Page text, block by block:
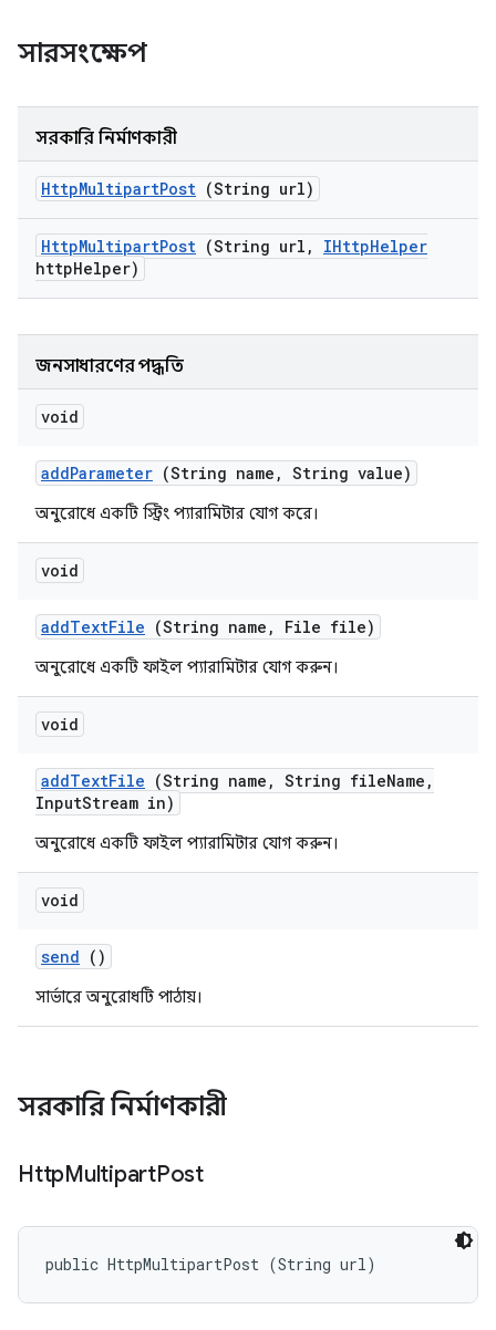
সারসংক্ষেপ
সরকারি নির্মাণকারী
HttpMultipartPost (String url)
HttpMultipartPost (String url , IHttpHelper
httpHelper)
জনসাধারণের পদ্ধতি
void
addParameter (String name , String value)
অনুরোধে একটি স্ট্রিং প্যারামিটার যোগ করে।
void
addTextFile (String name , File file)
অনুরোধে একটি ফাইল প্যারামিটার যোগ করুন।
void
addTextFile (String name , String fileName ,
InputStream in)
অনুরোধে একটি ফাইল প্যারামিটার যোগ করুন।
void
send ()
সার্ভারে অনুরোধটি পাঠায়।
সরকারি নির্মাণকারী
HttpMultipartPost
public HttpMultipartPost (String url)